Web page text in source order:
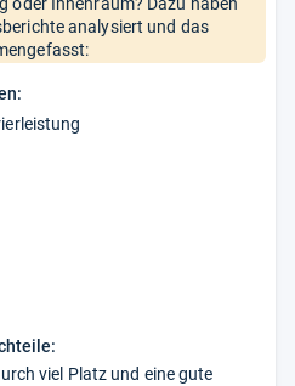
analysiert und das
viel Platz und eine gute